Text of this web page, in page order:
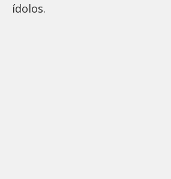
ídolos.